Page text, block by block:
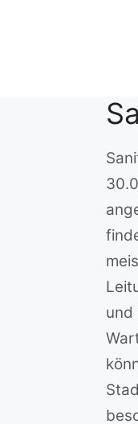
und